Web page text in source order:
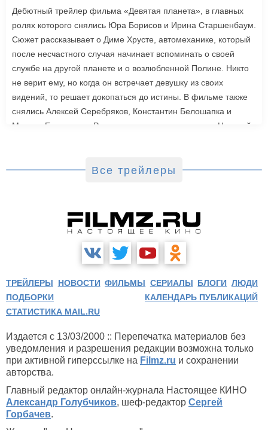
Дебютный трейлер фильма «Девятая планета», в главных
ролях которого снялись Юра Борисов и Ирина Старшенбаум.
Сюжет рассказывает о Диме Хрусте, автомеханике, который
после несчастного случая начинает вспоминать о своей
службе на другой планете и о возлюбленной Полине. Никто
не верит ему, но когда он встречает девушку из своих
видений, то решает докопаться до истины. В фильме также
снялись Алексей Серебряков, Константин Белошапка и
Максим Емельянов. Режиссером картины выступил Николай
Все трейлеры
ТРЕЙЛЕРЫ НОВОСТИ ФИЛЬМЫ СЕРИАЛЫ БЛОГИ ЛЮДИ
ПОДБОРКИ
КАЛЕНДАРЬ ПУБЛИКАЦИЙ
СТАТИСТИКА MAIL.RU
Издается с 13/03/2000 :: Перепечатка материалов без
уведомления и разрешения редакции возможна только
при активной гиперссылке на Filmz.ru и сохранении
авторства.
Главный редактор онлайн-журнала Настоящее КИНО
Александр Голубчиков, шеф-редактор Сергей
Горбачев.